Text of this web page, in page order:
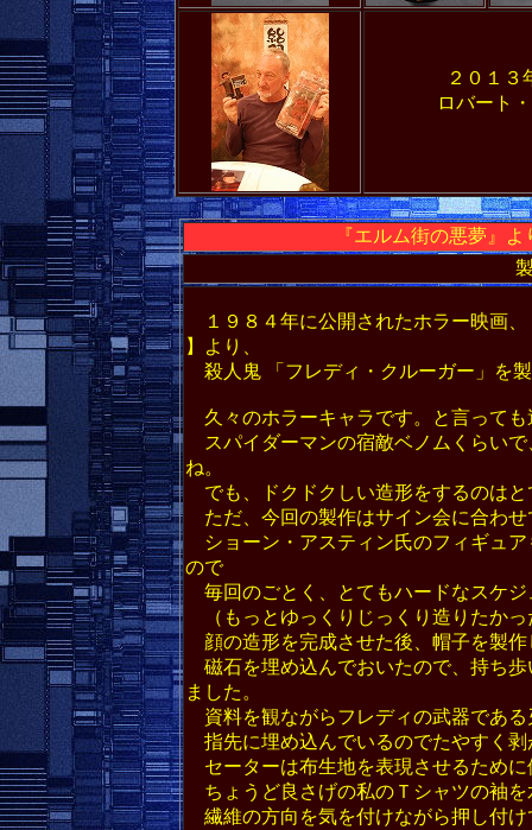
２０１３
ロバート
『エルム街の悪夢』
１９８４年に公開されたホラー映画、
】より、
殺人鬼 「フレディ・クルーガー」を
久々のホラーキャラです。と言って
スパイダーマンの宿敵ベノムくらい
ね。
でも、ドクドクしい造形をするのはと
ただ、今回の製作はサイン会に合わ
ショーン・アスティン氏のフィギュ
ので
毎回のごとく、とてもハードなスケジ
（もっとゆっくりじっくり造りたかっ
顔の造形を完成させた後、帽子を製
磁石を埋め込んでおいたので、持ち
ました。
資料を観ながらフレディの武器であ
指先に埋め込んでいるのでたやすく
セーターは布生地を表現させるため
ちょうど良さげの私のＴシャツの袖
繊維の方向を気を付けながら押し付け